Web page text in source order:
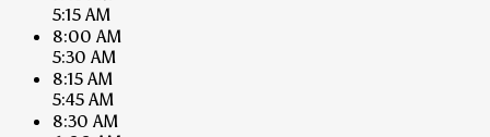
5:15 AM
8:00 AM
5:30 AM
8:15 AM
5:45 AM
8:30 AM